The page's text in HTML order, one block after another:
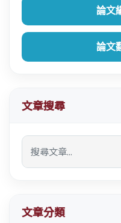
論文
論文
文章搜尋
文章分類